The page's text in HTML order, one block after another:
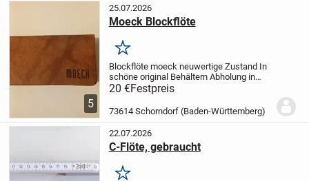
5
25.07.2026
Moeck Blockflöte
Merken
Blockflöte moeck neuwertige Zustand In
schöne original Behältern Abholung in
schorndorfVersand und PayPal
Preis 20 Euro
20 €Festpreis
73614 Schorndorf (Baden-Württemberg)
22.07.2026
C-Flöte, gebraucht
Merken